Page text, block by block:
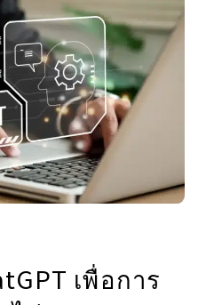
เพื่อการ